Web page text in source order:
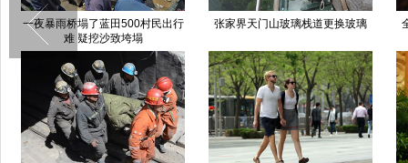
一夜暴雨桥塌了蓝田500村民出行
难 疑挖沙致垮塌
张家界天门山玻璃栈道更换玻璃